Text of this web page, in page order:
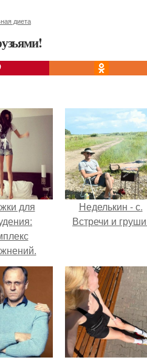
диета
для
Неделькин - с.
Встречи и